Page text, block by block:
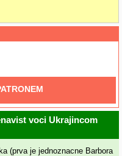
voci Ukrajincom
(prva je jednoznacne Barbora